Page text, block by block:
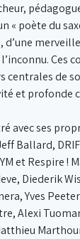
« poète du
Ces
centrales de
et profonde
avec ses
Ballard,
et Respire !
Diederik
Yves
Alexi